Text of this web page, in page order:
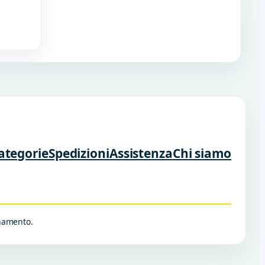
SpedizioniAssistenzaChi siamo